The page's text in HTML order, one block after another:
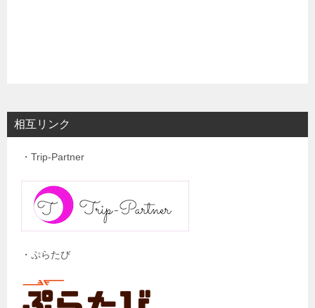
相互リンク
・Trip-Partner
・ぷらたび